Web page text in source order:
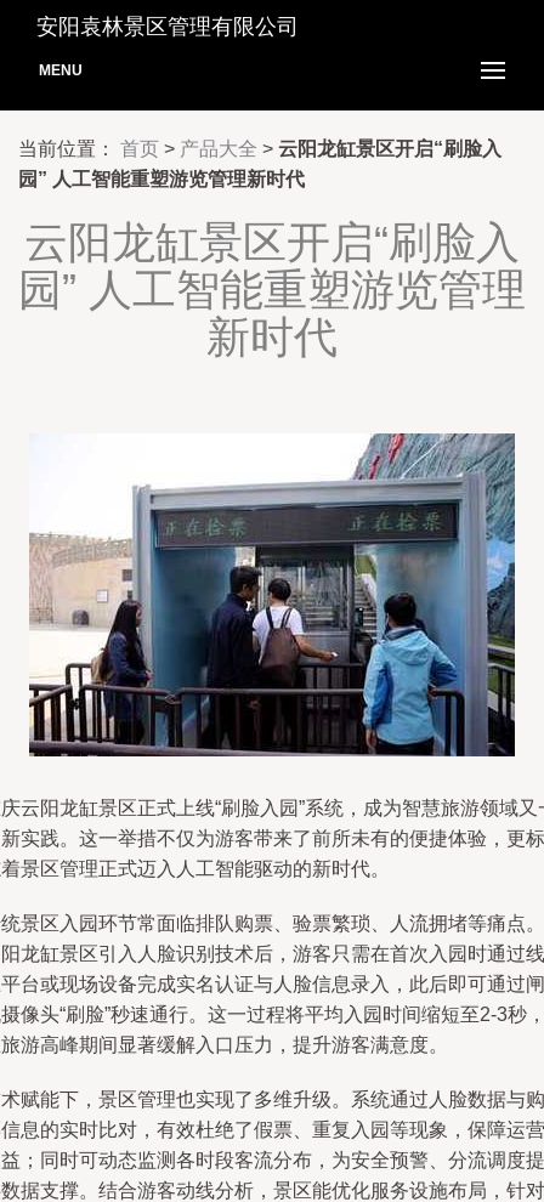
安阳袁林景区管理有限公司
MENU
当前位置： 首页 > 产品大全 > 云阳龙缸景区开启“刷脸入
园” 人工智能重塑游览管理新时代
云阳龙缸景区开启“刷脸入
园” 人工智能重塑游览管理
新时代
云阳龙缸景区正式上线“刷脸入园”系统，成为智慧旅游领域又
实践。这一举措不仅为游客带来了前所未有的便捷体验，更标
景区管理正式迈入人工智能驱动的新时代。
景区入园环节常面临排队购票、验票繁琐、人流拥堵等痛点。
龙缸景区引入人脸识别技术后，游客只需在首次入园时通过线
台或现场设备完成实名认证与人脸信息录入，此后即可通过闸
像头“刷脸”秒速通行。这一过程将平均入园时间缩短至2-3秒
游高峰期间显著缓解入口压力，提升游客满意度。
赋能下，景区管理也实现了多维升级。系统通过人脸数据与购
息的实时比对，有效杜绝了假票、重复入园等现象，保障运营
；同时可动态监测各时段客流分布，为安全预警、分流调度提
据支撑。结合游客动线分析，景区能优化服务设施布局，针对